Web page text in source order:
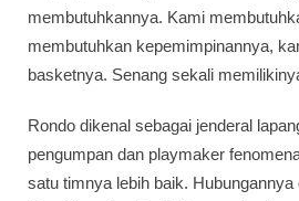
membutuhkannya. Kami
membutuhkan kepemimpinannya,
basketnya. Senang sekali
Rondo dikenal sebagai jenderal
pengumpan dan playmaker
satu timnya lebih baik.